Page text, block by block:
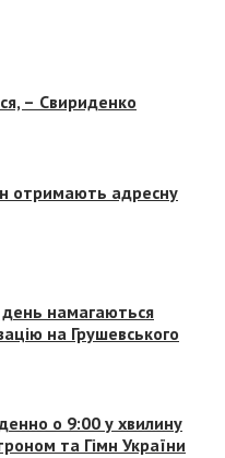
– Свириденко
отримають адресну
намагаються
на Грушевського
о 9:00 у хвилину
та Гімн України